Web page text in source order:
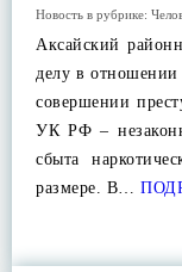
Новость в рубрике:
Аксайский
делу в
совершении
УК РФ –
сбыта
размере. В…